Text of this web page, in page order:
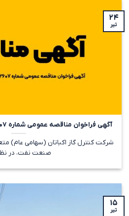
آگهی فراخوان مناقصه عمومی شماره ۲۶۰۷ شرکت کنترل گاز اکباتان
شرکت کنترل گاز اکباتان (سهامی عام)
صنعت نفت، در
۲۴
تیر
۱۵
تیر